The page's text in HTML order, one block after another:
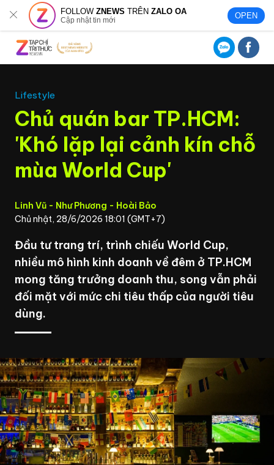
FOLLOWZNEWS TRÊNZALO OA
Cập nhật tin mới OPEN
Lifestyle
Chủ quán bar TP.HCM:
'Khó lặp lại cảnh kín chỗ
mùa World Cup'
Linh Vũ - Như Phương - Hoài Bảo
Chủ nhật, 28/6/2026 18:01 (GMT+7)
Đầu tư trang trí, trình chiếu World Cup,
nhiều mô hình kinh doanh về đêm ở TP.HCM
mong tăng trưởng doanh thu, song vẫn phải
đối mặt với mức chi tiêu thấp của người tiêu
dùng.